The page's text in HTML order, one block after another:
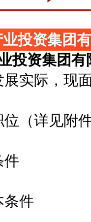
投资集团
投资集团
际，现面
（详见附
件